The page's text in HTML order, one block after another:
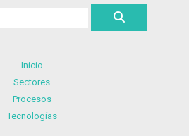
Inicio
Sectores
Procesos
Tecnologías